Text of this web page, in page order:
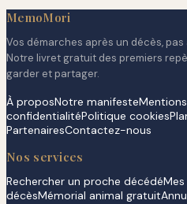
MemoMori
Vos démarches après un décès, pas
Notre livret gratuit des premiers
garder et partager.
À proposNotre manifeste
confidentialitéPolitique cookies
PartenairesContactez-nous
Nos services
Rechercher un proche décédé
décèsMémorial animal gratuit